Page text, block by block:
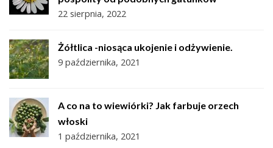
22 sierpnia, 2022
Żółtlica -niosąca ukojenie i odżywienie.
9 października, 2021
A co na to wiewiórki? Jak farbuje orzech
włoski
1 października, 2021